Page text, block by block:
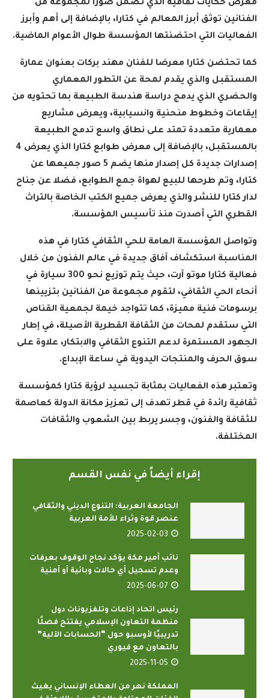
معرض حكايات ثقافية الذي تضمن صورا لمجموعة من
الفنانين توثق أبرز المعالم في كتارا، بالإضافة إلى أهم وأبرز
الفعاليات التي احتضنتها المؤسسة طوال الأعوام الماضية.
كما تحتضن كتارا معرضا للفنان مهند بركات بعنوان عمارة
المستقبل والذي يقدم لمحة عن التطور المعماري
والحضري الذي يدمج دراسة هندسة الطبيعة بما تحتويه من
إيقاعات وخطوط منحنية وانسيابية، ويعرض مشاريع
معمارية متعددة تمتد على نطاق واسع تدمج الطبيعة
بالمستقبل، بالإضافة إلى معرض طوابع كتارا الذي يعرض 4
إصدارات جديدة كل إصدار منها يضم 5 صور جميعها عن
كتارا، وتم طرحها للبيع لهواة جمع الطوابع، فضلا عن جناح
لدار كتارا للنشر والذي يعرض جميع الكتب الخاصة بالتراث
القطري التي أصدرت منذ تأسيس المؤسسة.
وتواصل المؤسسة العامة للحي الثقافي كتارا في هذه
المناسبة استكشاف آفاق جديدة في عالم الفنون من خلال
فعالية كتارا موتو آرت، حيث يتم توزيع نحو 300 سيارة في
أنحاء الحي الثقافي، لتقوم مجموعة من الفنانين بتزيينها
برسومات فنية مميزة، كما تتواجد خيمة لجمعية القناص
التي ستقدم لمحات من الثقافة القطرية الأصيلة، في إطار
الجهود المستمرة لدعم التنوع الثقافي والابتكار، علاوة على
سوق الحرف والمنتجات اليدوية في ساعة الإبداع.
وتعتبر هذه الفعاليات بمثابة تجسيد لرؤية كتارا كمؤسسة
ثقافية رائدة في قطر تهدف إلى تعزيز مكانة الدولة كعاصمة
للثقافة والفنون، وجسر يربط بين الشعوب والثقافات
المختلفة.
إقراء أيضاً في نفس القسم
الجامعة العربية: التنوع الديني والثقافي
عنصر قوة وثراء للأمة العربية
2025-02-03
نائب أمير مكة يؤكد نجاح الوقوف بعرفات
وعدم تسجيل أي حالات وبائية أو أمنية
2025-06-07
رئيس اتحاد إذاعات وتلفزيونات دول
منظمة التعاون الإسلامي يفتتح فصلًا
تدريبيًا لأوسبو حول “الحسابات الآلية”
بالتعاون مع فيوري
2025-11-05
المملكة نهر من العطاء الإنساني يغيث